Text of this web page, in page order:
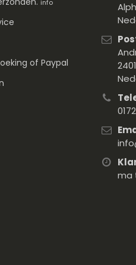
info
of Paypal
ma